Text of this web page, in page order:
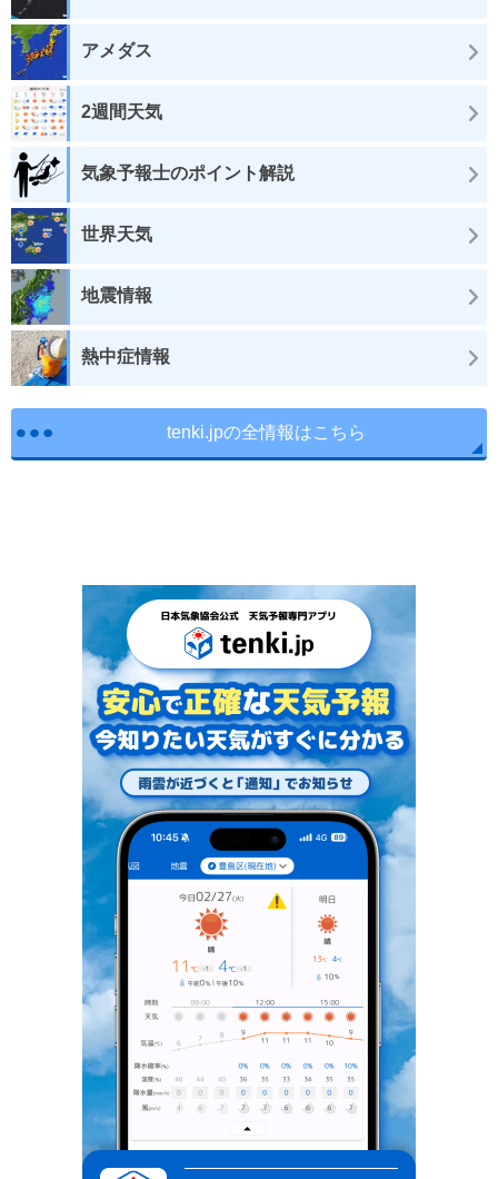
アメダス
2週間天気
気象予報士のポイント解説
世界天気
地震情報
熱中症情報
tenki.jpの全情報はこちら